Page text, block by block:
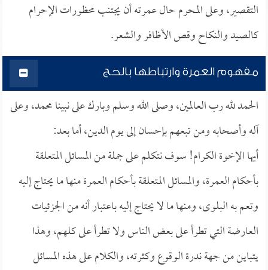
التقصير، وعلى المحرم حال عمرته أن يجتنب محظورات الإحرام
كالصيد والنكاح وقص الأظافر والشعر.
مفهوم العمرة وارتباطها بالحج
الحمد لله رب العالمين، وصلى الله وسلم وبارك على نبينا محمد، وعلى
آله وأصحابه ومن تبعهم بإحسان إلى يوم الدين، أما بعد:
أيها الإخوة الكرام! سوف نتكلم على جملة من المسائل المتعلقة
بأحكام العمرة، والمسائل المتعلقة بأحكام العمرة منها ما يحتاج إليه
وتعم به البلوى، ومنها ما لا يحتاج إليه باعتبار أنه من الجزئيات
العارضة التي تطرأ على بعض الناس ولا تطرأ على كلهم، وهذا
يتباين من جهة ندرة الوقوع وكثرته، والكلام على هذه المسائل